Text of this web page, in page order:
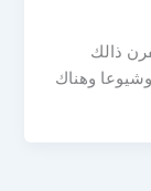
ذالك
وهناك